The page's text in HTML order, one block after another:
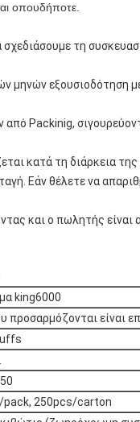
οπουδήποτε.
τη
μηνών εξουσιοδότηση
Packinig,
κατά τη διάρκεια
Εάν θέλετε να
και ο πωλητής είναι
king6000
προσαρμόζονται είναι
pack, 250pcs/carton